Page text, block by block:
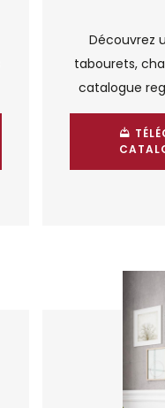
Découvrez
tabourets,
catalogue